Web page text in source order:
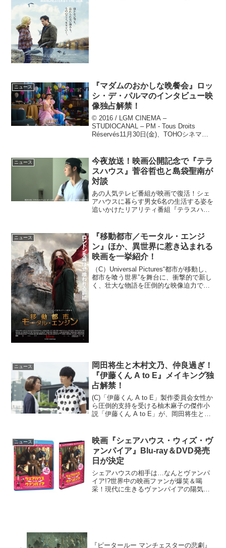
ニュース
『マダムのおかしな晩餐会』ロッ
シ・デ・パルマのインタビュー映
像独占解禁！
© 2016 / LGM CINEMA –
STUDIOCANAL – PM - Tous Droits
Réservés11月30日(金)、TOHOシネマズ
の...
ニュース
今夜放送！映画公開記念で『テラ
スハウス』菅谷哲也と島袋聖南が
対談
あの人気テレビ番組が映画で復活！シェ
アハウスに暮らす男女6名の生活する姿を
追いかけたリアリティ番組『テラスハウ
から、全国で公開されます。海の見える
テラスハウスを...
ニュース
『移動都市／モータル・エンジ
ン』ほか、異世界に惹き込まれる
映画を一挙紹介！
（C）Universal Pictures“都市が移動し、
都市を喰う世界”を舞台に、衝撃的で新し
く、壮大な物語を圧倒的な映像迫力で描
ニュース
岡田将生と木村文乃、仲良過ぎ！
『伊藤くん A to E』メイキング独
占解禁！
(C)「伊藤くん A to E」製作委員会女性か
ら圧倒的支持を受ける柚木麻子の傑作小
説「伊藤くん A to E」が、岡田将生と木
相次ぎその存在感を際立たせる実力派...
ニュース
映画『シェアハウス・ウィズ・ヴ
ァンパイア』Blu-ray＆DVD発売
日が決定
シェアハウスの相手は…なんとヴァンパ
イア!?世界中の映画ファンが爆笑＆喝
采！現代に生きるヴァンパイアの陽気で
『ピータールー マンチェスターの悲劇』